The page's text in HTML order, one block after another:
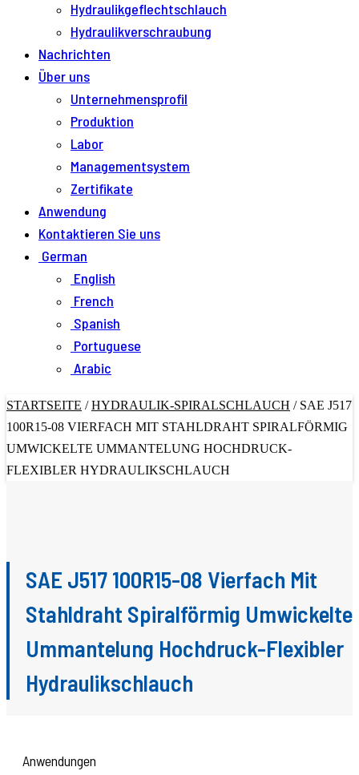
Hydraulikgeflechtschlauch
Hydraulikverschraubung
Nachrichten
Über uns
Unternehmensprofil
Produktion
Labor
Managementsystem
Zertifikate
Anwendung
Kontaktieren Sie uns
German
English
French
Spanish
Portuguese
Arabic
STARTSEITE /HYDRAULIK-SPIRALSCHLAUCH / SAE J517
100R15-08 VIERFACH MIT STAHLDRAHT SPIRALFÖRMIG
UMWICKELTE UMMANTELUNG HOCHDRUCK-
FLEXIBLER HYDRAULIKSCHLAUCH
SAE J517 100R15-08 Vierfach Mit
Stahldraht Spiralförmig Umwickelte
Ummantelung Hochdruck-Flexibler
Hydraulikschlauch
Anwendungen